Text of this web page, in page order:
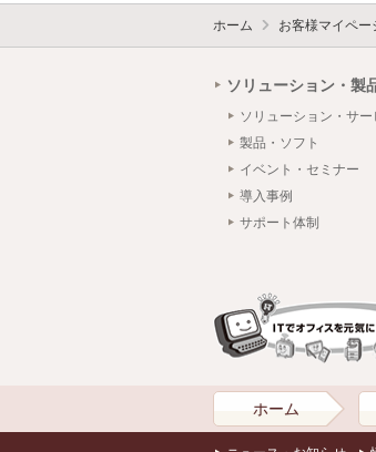
ホーム お客様マイペー
ソリューション・製
ソリューション・サー
製品・ソフト
イベント・セミナー
導入事例
サポート体制
ホーム